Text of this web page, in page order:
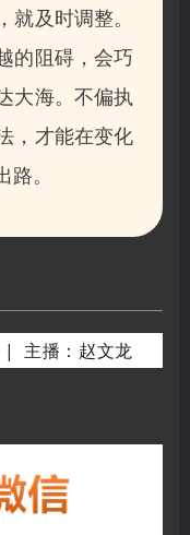
及时调整。
的阻碍，会巧
大海。不偏执
，才能在变化
。
| 主播：赵文龙